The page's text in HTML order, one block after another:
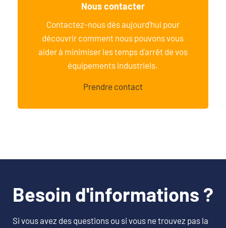
Nous contacter
Contactez-nous dès aujourd'hui pour
découvrir comment nous pouvons vous
aider à minimiser les temps d'arrêt de vos
équipements industriels.
Prendre contact
Besoin d'informations ?
Si vous avez des questions ou si vous ne trouvez pas la